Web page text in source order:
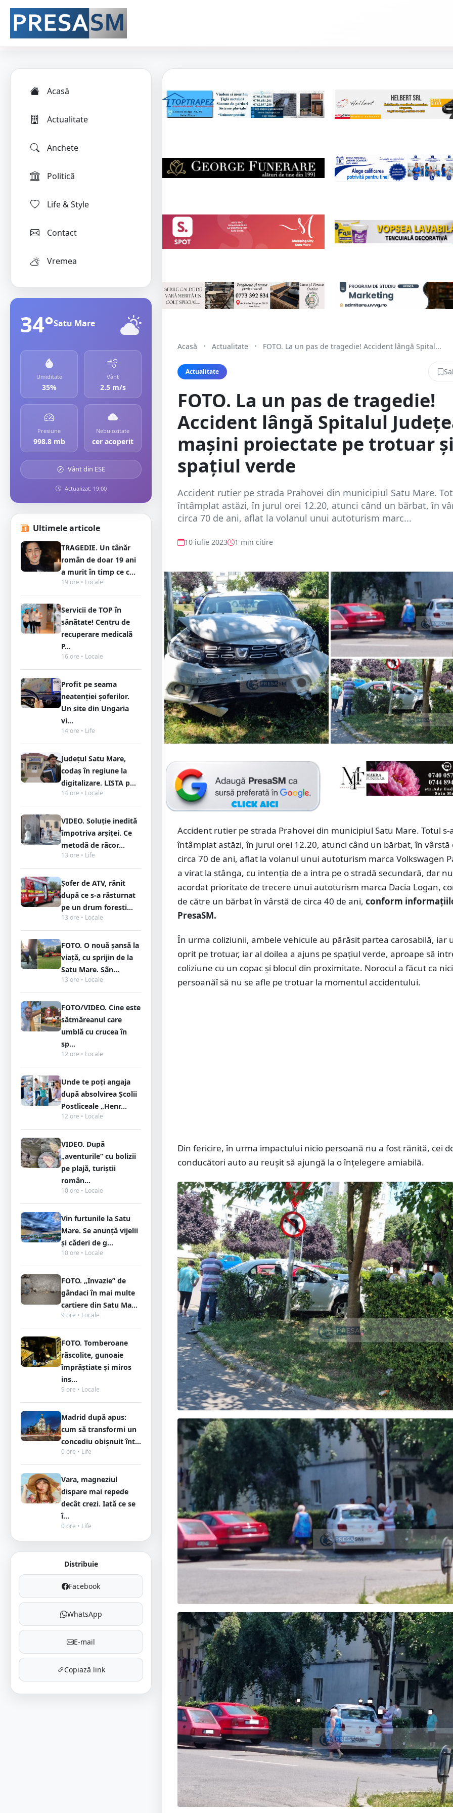
Acasă
Actualitate
Anchete
Politică
Life & Style
Contact
Vremea
34°Satu Mare
Umiditate
35%
Vânt
2.5 m/s
Presiune
998.8 mb
Nebulozitate
cer acoperit
Vânt din ESE
Actualizat: 19:00
Ultimele articole
TRAGEDIE. Un tânăr
român de doar 19 ani
a murit în timp ce c...
19 ore • Locale
Servicii de TOP în
sănătate! Centru de
recuperare medicală
P...
16 ore • Locale
Profit pe seama
neatenției șoferilor.
Un site din Ungaria
vi...
14 ore • Life
Județul Satu Mare,
codaș în regiune la
digitalizare. LISTA p...
14 ore • Locale
VIDEO. Soluție inedită
împotriva arșiței. Ce
metodă de răcor...
13 ore • Life
Șofer de ATV, rănit
după ce s-a răsturnat
pe un drum foresti...
13 ore • Locale
FOTO. O nouă șansă la
viață, cu sprijin de la
Satu Mare. Sân...
13 ore • Locale
FOTO/VIDEO. Cine este
sătmăreanul care
umblă cu crucea în
sp...
12 ore • Locale
Unde te poți angaja
după absolvirea Școlii
Postliceale „Henr...
12 ore • Locale
VIDEO. După
„aventurile” cu bolizii
pe plajă, turiștii
român...
10 ore • Locale
Vin furtunile la Satu
Mare. Se anunță vijelii
și căderi de g...
10 ore • Locale
FOTO. „Invazie” de
gândaci în mai multe
cartiere din Satu Ma...
9 ore • Locale
FOTO. Tomberoane
răscolite, gunoaie
împrăștiate și miros
ins...
9 ore • Locale
Madrid după apus:
cum să transformi un
concediu obișnuit înt...
0 ore • Life
Vara, magneziul
dispare mai repede
decât crezi. Iată ce se
î...
0 ore • Life
Distribuie
Facebook
WhatsApp
E-mail
Copiază link
Acasă • Actualitate • FOTO. La un pas de tragedie! Accident lângă Spital...
Actualitate
FOTO. La un pas de tragedie!
Accident lângă Spitalul
mașini proiectate pe trotuar
spațiul verde
Accident rutier pe strada Prahovei din municipiul Satu Mare.
întâmplat astăzi, în jurul orei 12.20, atunci când un bărbat, în
circa 70 de ani, aflat la volanul unui autoturism marc...
10 iulie 2023 1 min citire
Accident rutier pe strada Prahovei din municipiul Satu Mare. Totul s-
întâmplat astăzi, în jurul orei 12.20, atunci când un bărbat, în vârstă
circa 70 de ani, aflat la volanul unui autoturism marca Volkswagen
a virat la stânga, cu intenția de a intra pe o stradă secundară, dar
acordat prioritate de trecere unui autoturism marca Dacia Logan,
de către un bărbat în vârstă de circa 40 de ani, conform
PresaSM.
În urma coliziunii, ambele vehicule au părăsit partea carosabilă, iar
oprit pe trotuar, iar al doilea a ajuns pe spațiul verde, aproape să
coliziune cu un copac și blocul din proximitate. Norocul a făcut ca
persoanăî să nu se afle pe trotuar la momentul accidentului.
Din fericire, în urma impactului nicio persoană nu a fost rănită, cei
conducători auto au reușit să ajungă la o înțelegere amiabilă.